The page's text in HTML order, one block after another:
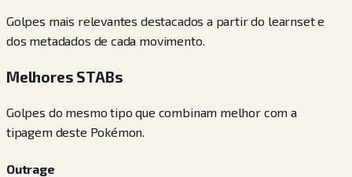
Golpes mais relevantes destacados a partir do learnset e
dos metadados de cada movimento.
Melhores STABs
Golpes do mesmo tipo que combinam melhor com a
tipagem deste Pokémon.
Outrage